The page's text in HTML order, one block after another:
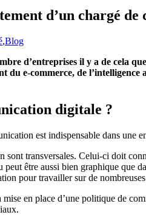
d’un chargé
,Blog
d’entreprises il y a de cela
du e-commerce, de
digitale ?
est indispensable dans une
sont transversales. Celui-ci doit
être aussi bien graphique que
pour travailler sur de
mise en place d’une politique de